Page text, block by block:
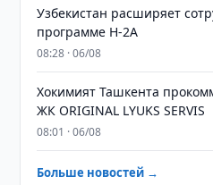
Узбекистан расширяет
программе H-2A
08:28 · 06/08
Хокимият Ташкента
ЖК ORIGINAL LYUKS SERVIS
08:01 · 06/08
Больше новостей →